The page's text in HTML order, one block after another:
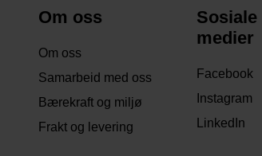
Om oss
Om oss
Samarbeid med oss
Bærekraft og miljø
Frakt og levering
Sosiale
medier
Facebook
Instagram
LinkedIn